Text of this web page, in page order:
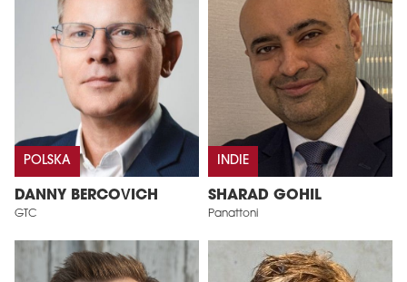
POLSKA
DANNY BERCOVICH
GTC
INDIE
SHARAD GOHIL
Panattoni